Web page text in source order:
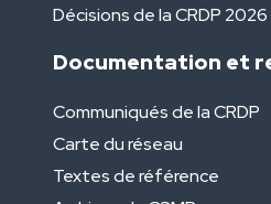
Décisions de la CRDP 2026
Documentation et
Communiqués de la CRDP
Carte du réseau
Textes de référence